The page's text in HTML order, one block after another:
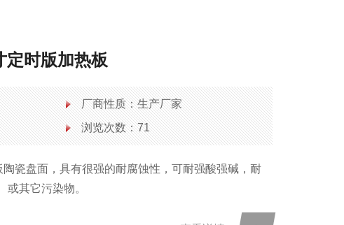
定时版加热板
厂商性质：生产厂家
浏览次数：71
瓷盘面，具有很强的耐腐蚀性，可耐强酸强碱，耐
或其它污染物。